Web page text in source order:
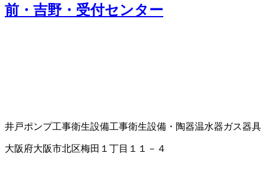
前・吉野・受付センター
井戸ポンプ工事衛生設備工事衛生設備・陶器温水器ガス器具
大阪府大阪市北区梅田１丁目１１－４